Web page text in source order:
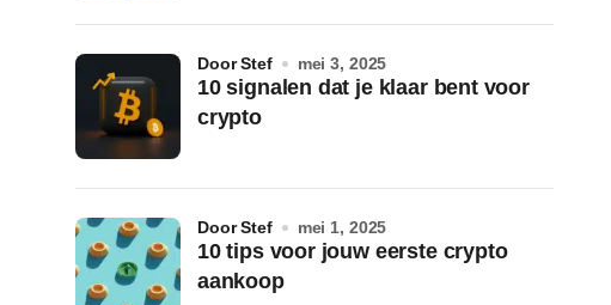
10 signalen dat je klaar bent voor
crypto
door Stef mei 3, 2025
10 tips voor jouw eerste crypto
aankoop
door Stef mei 1, 2025